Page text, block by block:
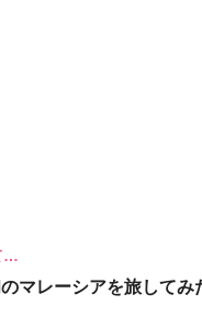
…
マレーシアを旅してみ